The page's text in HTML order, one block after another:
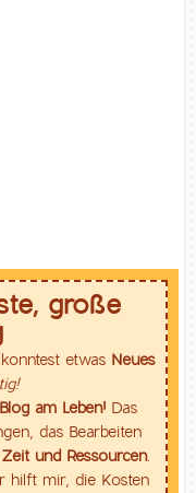
große
etwas Neues
am Leben! Das
das Bearbeiten
und Ressourcen.
hilft mir, die Kosten